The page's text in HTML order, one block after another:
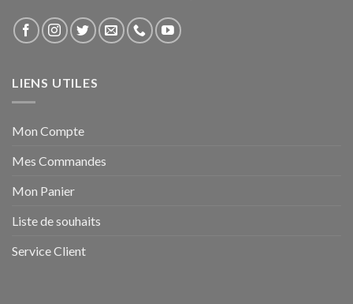
LIENS UTILES
Mon Compte
Mes Commandes
Mon Panier
Liste de souhaits
Service Client